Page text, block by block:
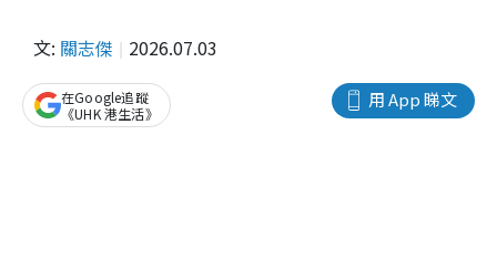
文: 關志傑 2026.07.03
用 App 睇文
在Google追蹤
《UHK 港生活》